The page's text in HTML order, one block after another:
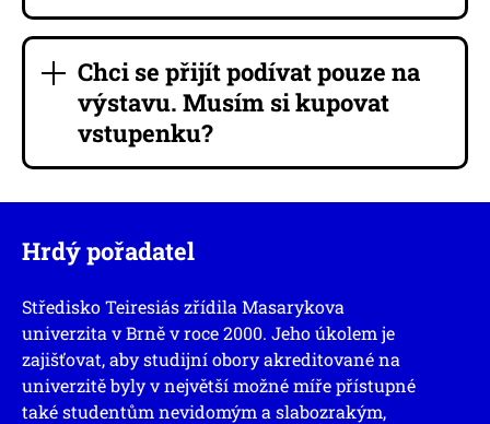
Chci se přijít podívat pouze na
výstavu. Musím si kupovat
vstupenku?
Hrdý pořadatel
Středisko Teiresiás zřídila Masarykova
univerzita v Brně v roce 2000. Jeho úkolem je
zajišťovat, aby studijní obory akreditované na
univerzitě byly v největší možné míře přístupné
také studentům nevidomým a slabozrakým,